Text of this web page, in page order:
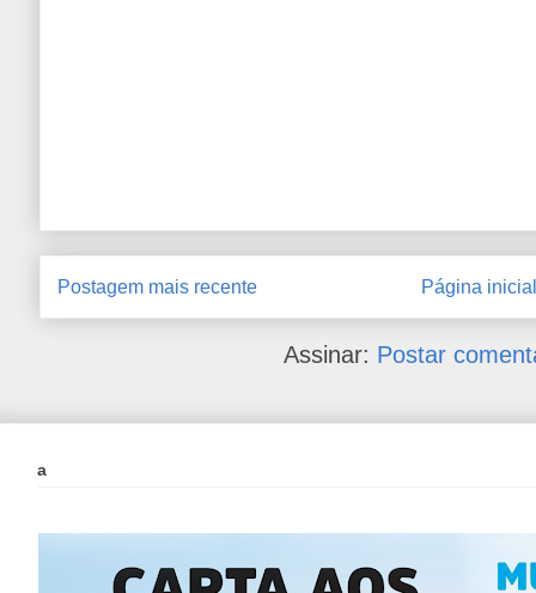
Postagem mais recente Página inicial
Assinar: Postar
a